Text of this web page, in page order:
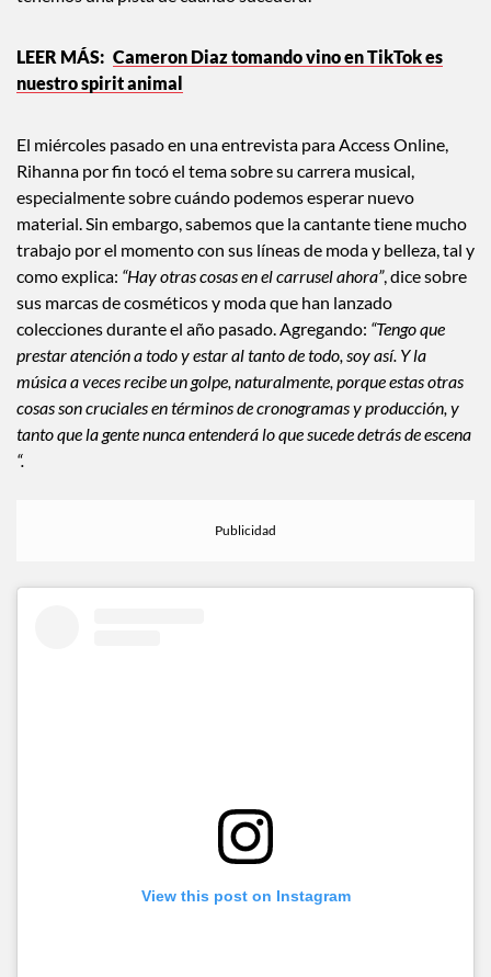
Cameron Diaz tomando vino en TikTok es
El miércoles pasado en una entrevista para Access Online,
Rihanna por fin tocó el tema sobre su carrera musical,
especialmente sobre cuándo podemos esperar nuevo
material. Sin embargo, sabemos que la cantante tiene mucho
trabajo por el momento con sus líneas de moda y belleza, tal y
como explica:“Hay otras cosas en el carrusel ahora”, dice sobre
sus marcas de cosméticos y moda que han lanzado
colecciones durante el año pasado. Agregando:“Tengo que
prestar atención a todo y estar al tanto de todo, soy así. Y la
música a veces recibe un golpe, naturalmente, porque estas otras
cosas son cruciales en términos de cronogramas y producción, y
tanto que la gente nunca entenderá lo que sucede detrás de escena